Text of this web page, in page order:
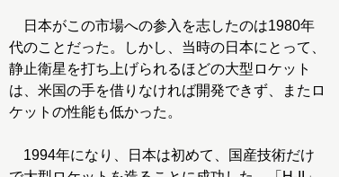
日本がこの市場への参入を志したのは1980年
代のことだった。しかし、当時の日本にとって、
静止衛星を打ち上げられるほどの大型ロケット
は、米国の手を借りなければ開発できず、またロ
ケットの性能も低かった。
1994年になり、日本は初めて、国産技術だけ